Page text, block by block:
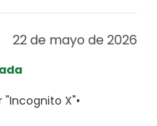
22 de mayo de 2026
X"•